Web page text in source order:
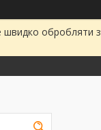
обробляти